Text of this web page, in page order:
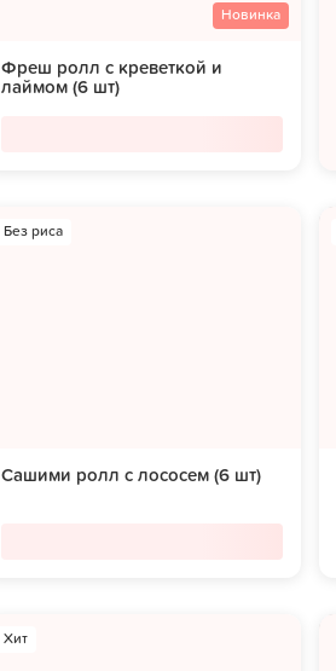
Новинка
Фреш ролл с креветкой и
лаймом (6 шт)
Без риса
Сашими ролл с лососем (6 шт)
Хит